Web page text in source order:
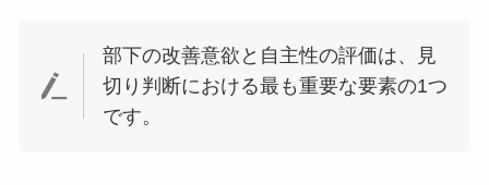
部下の改善意欲と自主性の評価は、見
切り判断における最も重要な要素の1つ
です。